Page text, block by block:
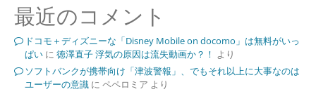
最近のコメント
ドコモ＋ディズニーな「Disney Mobile on docomo」は無料がいっ
ぱいに 徳澤直子 浮気の原因は流失動画か？！ より
ソフトバンクが携帯向け「津波警報」、でもそれ以上に大事なのは
ユーザーの意識に ペペロミア より